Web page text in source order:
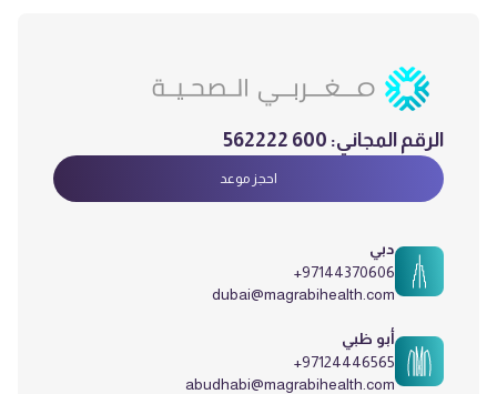
الرقم المجاني: 600 562222
احجز موعد
دبي
+97144370606
dubai@magrabihealth.com
أبو ظبي
+97124446565
abudhabi@magrabihealth.com